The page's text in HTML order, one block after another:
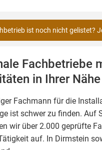
ist noch nicht gelistet?
Fachbetriebe
in Ihrer
Fachmann für die
ist schwer zu finden. Auf
wir über 2.000 geprüfte
auf. In Dirmstein